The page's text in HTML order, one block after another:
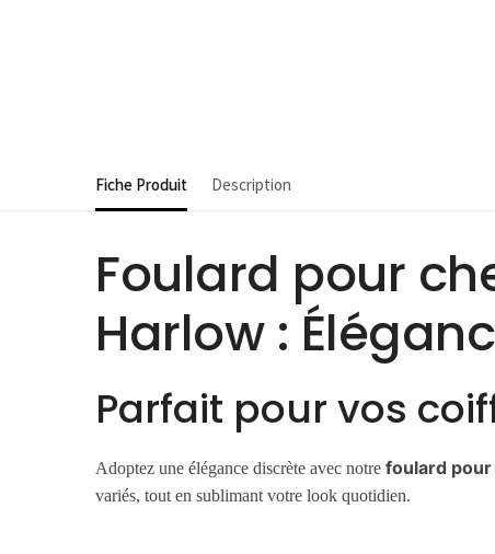
Fiche Produit Description
Foulard pour
Harlow :
Parfait pour vos
Adoptez une élégance discrète avec notrefoulard
variés, tout en sublimant votre look quotidien.